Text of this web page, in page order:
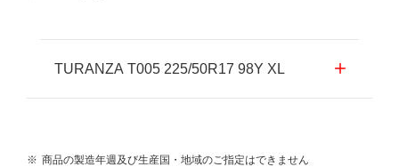
TURANZA T005 225/50R17 98Y XL
※ 商品の製造年週及び生産国・地域のご指定はできません